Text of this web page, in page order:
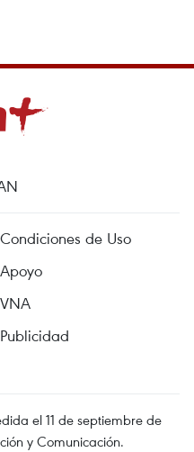
Condiciones de Uso
Apoyo
VNA
Publicidad
el 11 de septiembre de
y Comunicación.